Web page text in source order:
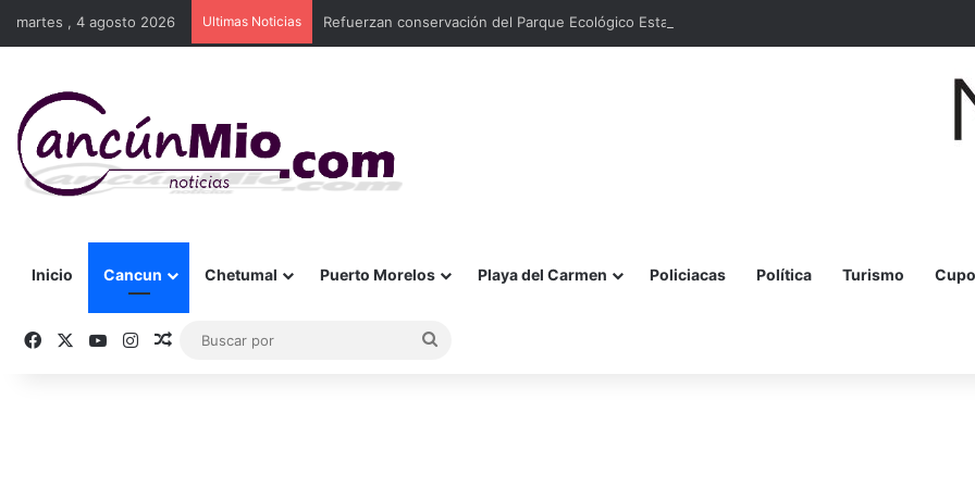
martes , 4 agosto 2026 Ultimas Noticias Refuerzan conservación del Parque Ecológico Estatal Kabah en Cancún
Inicio Cancun Chetumal Puerto Morelos Playa del Carmen Policiacas Política Turismo
Facebook YouTubeInstagramPublicación al azar